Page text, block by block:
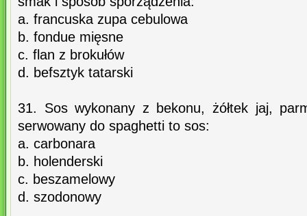
a. francuska zupa cebulowa
b. fondue mięsne
c. flan z brokułów
d. befsztyk tatarski
31. Sos wykonany z bekonu, żółtek jaj,
serwowany do spaghetti to sos:
a. carbonara
b. holenderski
c. beszamelowy
d. szodonowy